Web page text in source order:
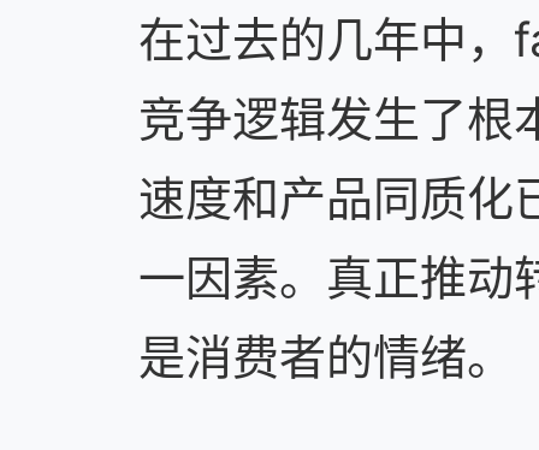
在过去的几年中
竞争逻辑发生了根
速度和产品同质化
一因素。真正推动
是消费者的情绪。